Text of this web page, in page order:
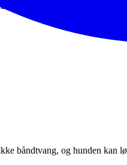
opphevet av kommunestyret
båndtvang, og hunden kan